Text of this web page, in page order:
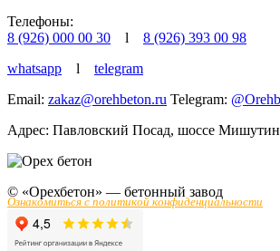
Телефоны:
8 (926) 000 00 30
l
8 (926) 393 00 98
whatsapp
l
telegram
Email: zakaz@orehbeton.ru Telegram:
Адрес: Павловский Посад, шоссе
© «Орехбетон» — бетонный завод
Ознакомиться с политикой конфиденциальности